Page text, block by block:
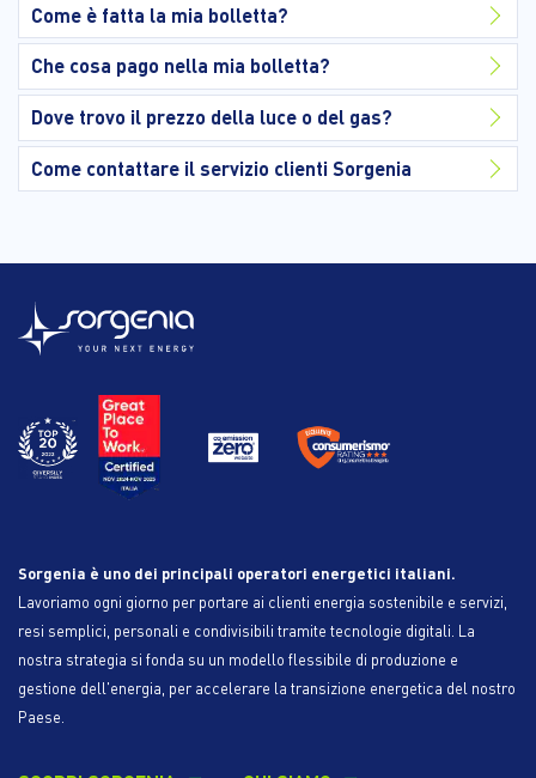
Come è fatta la mia bolletta?
Che cosa pago nella mia bolletta?
Dove trovo il prezzo della luce o del gas?
Come contattare il servizio clienti Sorgenia
Sorgenia è uno dei principali operatori energetici italiani.
Lavoriamo ogni giorno per portare ai clienti energia sostenibile e servizi,
resi semplici, personali e condivisibili tramite tecnologie digitali. La
nostra strategia si fonda su un modello flessibile di produzione e
gestione dell'energia, per accelerare la transizione energetica del nostro
Paese.